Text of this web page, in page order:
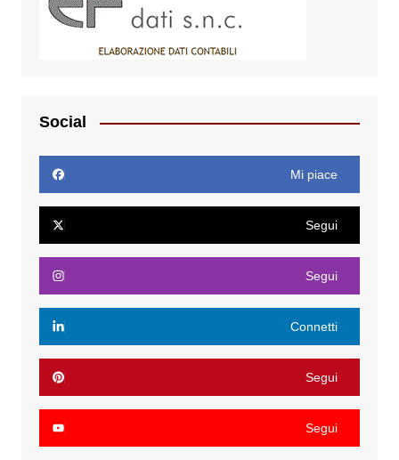
Social
Mi piace
Segui
Segui
Connetti
Segui
Segui